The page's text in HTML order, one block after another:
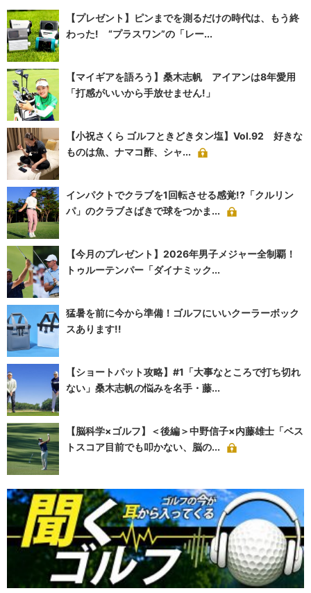
【プレゼント】ピンまでを測るだけの時代は、もう終
わった! “プラスワン”の「レー...
【マイギアを語ろう】桑木志帆 アイアンは8年愛用
「打感がいいから手放せません!」
【小祝さくら ゴルフときどきタン塩】Vol.92 好きな
ものは魚、ナマコ酢、シャ...
インパクトでクラブを1回転させる感覚!?「クルリン
パ」のクラブさばきで球をつかま...
【今月のプレゼント】2026年男子メジャー全制覇！
トゥルーテンパー「ダイナミック...
猛暑を前に今から準備！ゴルフにいいクーラーボック
スあります!!
【ショートパット攻略】#1「大事なところで打ち切れ
ない」桑木志帆の悩みを名手・藤...
【脳科学×ゴルフ】＜後編＞中野信子×内藤雄士「ベス
トスコア目前でも叩かない、脳の...